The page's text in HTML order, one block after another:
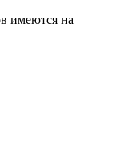
имеются на